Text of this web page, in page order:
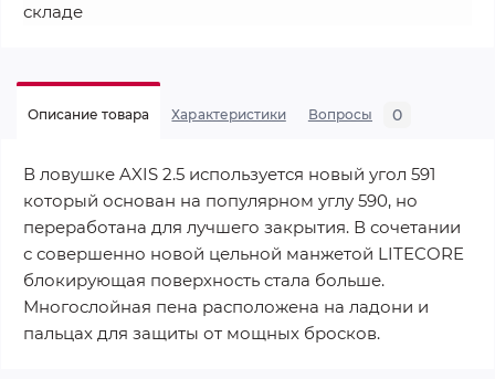
складе
Описание товара Характеристики Вопросы 0
В ловушке AXIS 2.5 используется новый угол 591
который основан на популярном углу 590, но
переработана для лучшего закрытия. В сочетании
с совершенно новой цельной манжетой LITECORE
блокирующая поверхность стала больше.
Многослойная пена расположена на ладони и
пальцах для защиты от мощных бросков.